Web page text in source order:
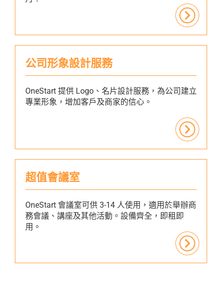
公司形象設計服務
OneStart 提供 Logo、名片設計服務，為公司建立
專業形象，增加客戶及商家的信心。
超值會議室
OneStart 會議室可供 3-14 人使用，適用於舉辦商
務會議、講座及其他活動。設備齊全，即租即
用。